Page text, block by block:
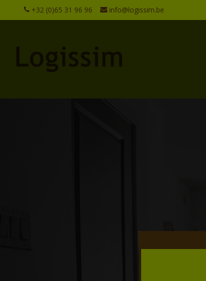
+32 (0)65 31 96 96 info@logissim.be